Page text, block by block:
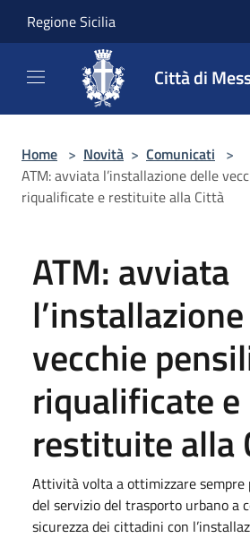
Regione Sicilia
Città di
Home > Novità > Comunicati >
ATM: avviata l’installazione delle
riqualificate e restituite alla Città
ATM: avviata
vecchie
riqualificate e
restituite alla
Attività volta a ottimizzare
del servizio del trasporto urbano a
sicurezza dei cittadini con